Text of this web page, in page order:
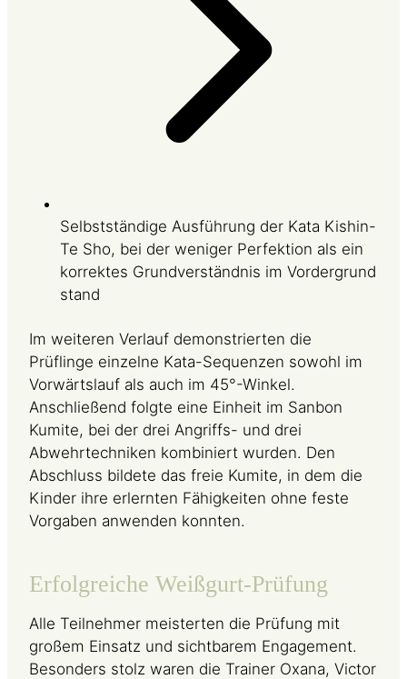
Selbstständige Ausführung der Kata Kishin-
Te Sho, bei der weniger Perfektion als ein
korrektes Grundverständnis im Vordergrund
stand
Im weiteren Verlauf demonstrierten die
Prüflinge einzelne Kata-Sequenzen sowohl im
Vorwärtslauf als auch im 45°-Winkel.
Anschließend folgte eine Einheit im Sanbon
Kumite, bei der drei Angriffs- und drei
Abwehrtechniken kombiniert wurden. Den
Abschluss bildete das freie Kumite, in dem die
Kinder ihre erlernten Fähigkeiten ohne feste
Vorgaben anwenden konnten.
Erfolgreiche Weißgurt-Prüfung
Alle Teilnehmer meisterten die Prüfung mit
großem Einsatz und sichtbarem Engagement.
Besonders stolz waren die Trainer Oxana, Victor